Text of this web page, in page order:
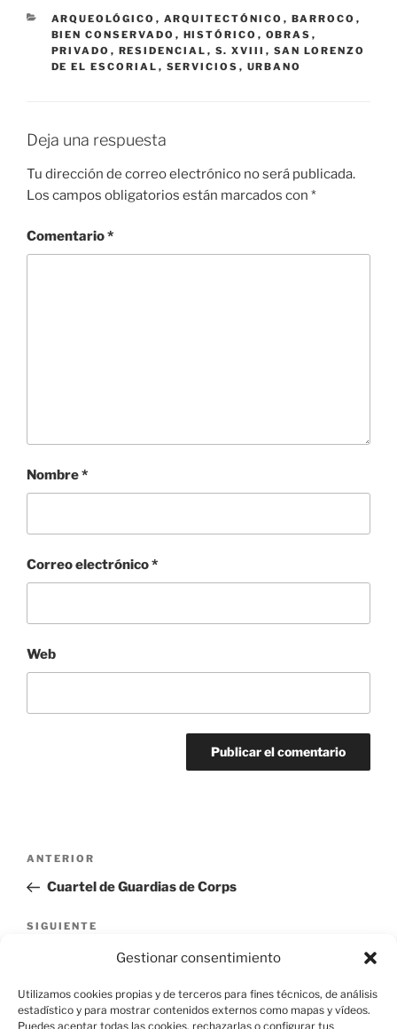
Gestionar consentimiento
Utilizamos cookies propias y de terceros para fines técnicos, de análisis
estadístico y para mostrar contenidos externos como mapas y vídeos.
Puedes aceptar todas las cookies, rechazarlas o configurar tus
CATEGORÍAS
ARQUEOLÓGICO , ARQUITECTÓNICO , BARROCO ,
BIEN CONSERVADO , HISTÓRICO , OBRAS ,
PRIVADO , RESIDENCIAL , S. XVIII , SAN LORENZO
DE EL ESCORIAL , SERVICIOS , URBANO
Deja una respuesta
Tu dirección de correo electrónico no será publicada.
Los campos obligatorios están marcados con *
Comentario*
Nombre*
Correo electrónico*
Web
Navegación
entradas
Entrada
anterior:
ANTERIOR
Cuartel de Guardias de Corps
Siguiente
SIGUIENTE
Presa nueva de El Romeral